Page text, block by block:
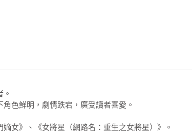
色鮮明，劇情跌宕，廣受讀者喜愛。